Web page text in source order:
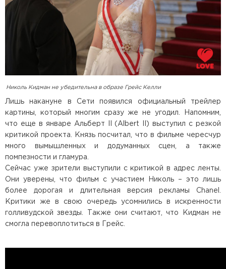
Николь Кидман не убедительна в образе Грейс Келли
Лишь накануне в Сети появился официальный трейлер
картины, который многим сразу же не угодил. Напомним,
что еще в январе Альберт II (Albert II) выступил с резкой
критикой проекта. Князь посчитал, что в фильме чересчур
много вымышленных и додуманных сцен, а также
помпезности и гламура.
Сейчас уже зрители выступили с критикой в адрес ленты.
Они уверены, что фильм с участием Николь – это лишь
более дорогая и длительная версия рекламы Chanel.
Критики же в свою очередь усомнились в искренности
голливудской звезды. Также они считают, что Кидман не
смогла перевоплотиться в Грейс.